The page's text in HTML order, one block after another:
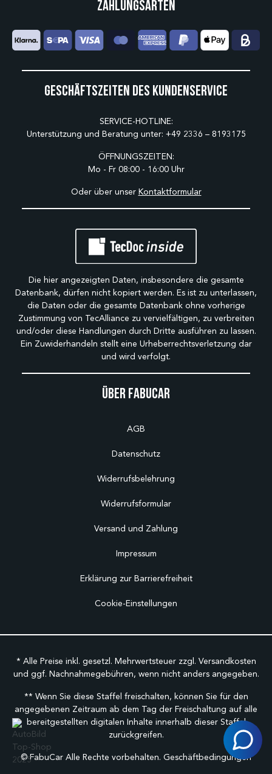
Über Fabucar
AGB
Datenschutz
Widerrufsbelehrung
Widerrufsformular
Versand und Zahlung
Impressum
Erklärung zur Barrierefreiheit
Cookie-Einstellungen
Geschäftszeiten des Kundenservice
SERVICE-HOTLINE:
Unterstützung und Beratung unter: +49 2336 – 8193175
ÖFFNUNGSZEITEN:
Mo - Fr 08:00 - 16:00 Uhr
Oder über unser Kontaktformular
Zahlungsarten
Die hier angezeigten Daten, insbesondere die gesamte
Datenbank, dürfen nicht kopiert werden. Es ist zu unterlassen,
die Daten oder die gesamte Datenbank ohne vorherige
Zustimmung von TecAlliance zu vervielfältigen, zu verbreiten
und/oder diese Handlungen durch Dritte ausführen zu lassen.
Ein Zuwiderhandeln stellt eine Urheberrechtsverletzung dar
und wird verfolgt.
* Alle Preise inkl. gesetzl. Mehrwertsteuer zzgl. Versandkosten
und ggf. Nachnahmegebühren, wenn nicht anders angegeben.
** Wenn Sie diese Staffel freischalten, können Sie für den
angegebenen Zeitraum ab dem Tag der Freischaltung auf alle
bereitgestellten digitalen Inhalte innerhalb dieser Staffel
zurückgreifen.
©FabuCar Alle Rechte vorbehalten. Geschäftbedingungen